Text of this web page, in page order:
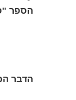
הספר
הדבר